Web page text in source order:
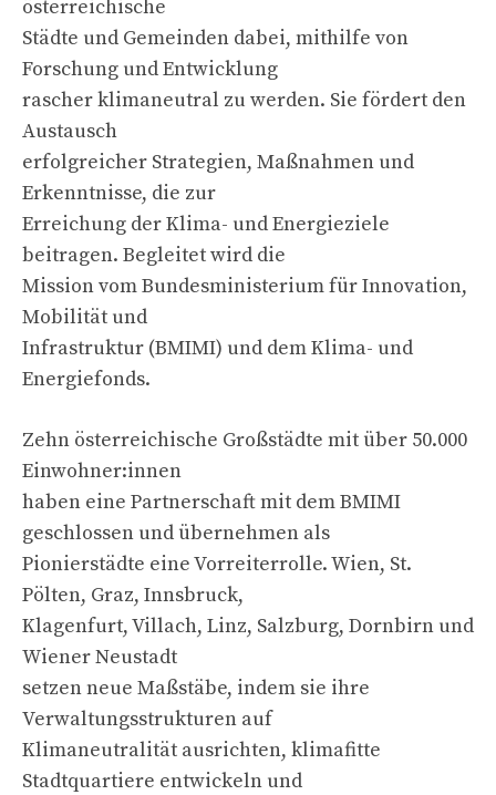
österreichische
Städte und Gemeinden dabei, mithilfe von
Forschung und Entwicklung
rascher klimaneutral zu werden. Sie fördert den
Austausch
erfolgreicher Strategien, Maßnahmen und
Erkenntnisse, die zur
Erreichung der Klima- und Energieziele
beitragen. Begleitet wird die
Mission vom Bundesministerium für Innovation,
Mobilität und
Infrastruktur (BMIMI) und dem Klima- und
Energiefonds.
Zehn österreichische Großstädte mit über 50.000
Einwohner:innen
haben eine Partnerschaft mit dem BMIMI
geschlossen und übernehmen als
Pionierstädte eine Vorreiterrolle. Wien, St.
Pölten, Graz, Innsbruck,
Klagenfurt, Villach, Linz, Salzburg, Dornbirn und
Wiener Neustadt
setzen neue Maßstäbe, indem sie ihre
Verwaltungsstrukturen auf
Klimaneutralität ausrichten, klimafitte
Stadtquartiere entwickeln und